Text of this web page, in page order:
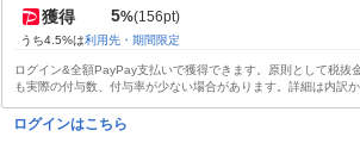
獲得 5%(156pt)
うち4.5%は利用先・期間限定
ログイン&全額PayPay支払いで獲得できます。原則として税抜
も実際の付与数、付与率が少ない場合があります。詳細は内訳か
ログインはこちら